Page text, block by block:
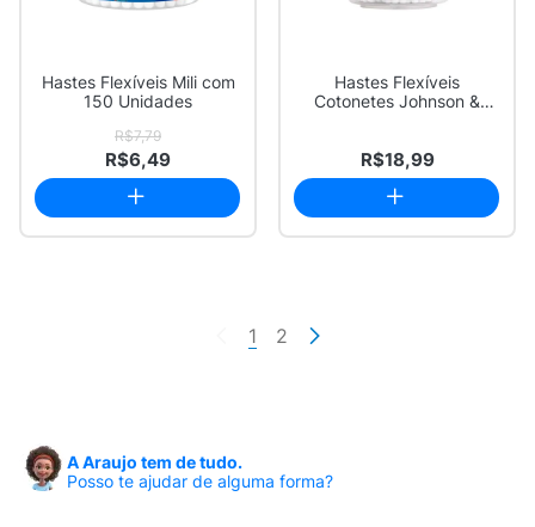
Hastes Flexíveis Mili com
150 Unidades
R$7,79
R$6,49
Hastes Flexíveis
Cotonetes Johnson &
R$18,99
1 2
A Araujo tem de tudo.
Posso te ajudar de alguma forma?